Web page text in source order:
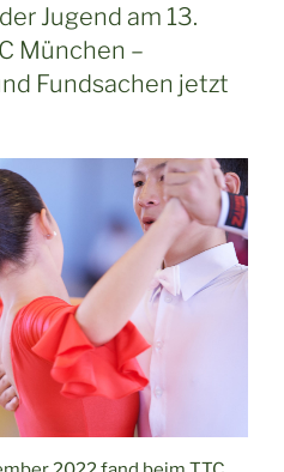
Jugend am 13.
München –
Fundsachen jetzt